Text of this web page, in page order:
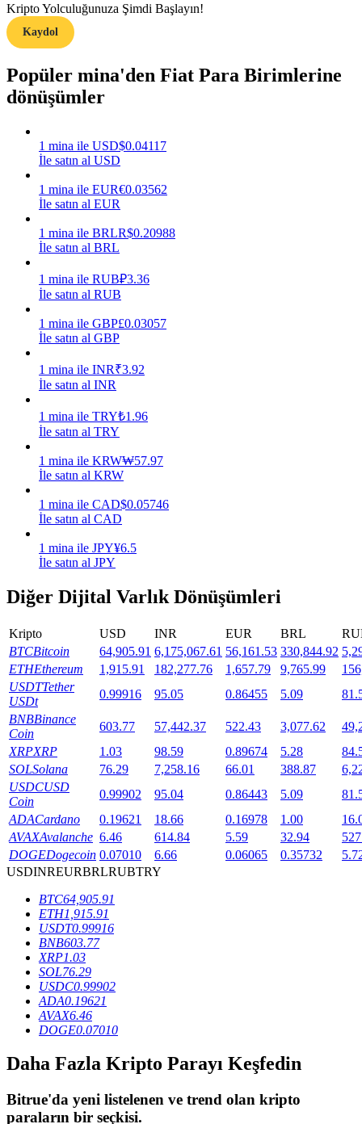
Kazan
Power Piggy
Staking
Yüksek getiri ve anında erişim
Popüler token'lar kazanmak için esnek staking
BTR Kilitleme
BTR sahiplerine özel yatırımlar
Krediler
Kripto destekli borçlanma hizmeti
Kripto Yolculuğunuza Şimdi Başlayın!
Kaydol
Popüler mina'den Fiat Para Birimlerine
dönüşümler
1 mina ile USD$0.04117
İle satın al USD
1 mina ile EUR€0.03562
İle satın al EUR
1 mina ile BRLR$0.20988
İle satın al BRL
1 mina ile RUB₽3.36
İle satın al RUB
1 mina ile GBP£0.03057
İle satın al GBP
1 mina ile INR₹3.92
İle satın al INR
1 mina ile TRY₺1.96
İle satın al TRY
1 mina ile KRW₩57.97
İle satın al KRW
1 mina ile CAD$0.05746
İle satın al CAD
1 mina ile JPY¥6.5
İle satın al JPY
Diğer Dijital Varlık Dönüşümleri
Kripto USD INR EUR BRL
BTCBitcoin 64,905.91 6,175,067.61 56,161.53 330,844.92
ETHEthereum 1,915.91 182,277.76 1,657.79 9,765.99
USDTTether
USDt
0.99916 95.05 0.86455 5.09
BNBBinance
Coin
603.77 57,442.37 522.43 3,077.62
XRPXRP 1.03 98.59 0.89674 5.28
SOLSolana 76.29 7,258.16 66.01 388.87
USDCUSD
Coin
0.99902 95.04 0.86443 5.09
ADACardano 0.19621 18.66 0.16978 1.00
AVAXAvalanche 6.46 614.84 5.59 32.94
DOGEDogecoin 0.07010 6.66 0.06065 0.35732
USDINREURBRLRUBTRY
BTC64,905.91
ETH1,915.91
USDT0.99916
BNB603.77
XRP1.03
SOL76.29
USDC0.99902
ADA0.19621
AVAX6.46
DOGE0.07010
Daha Fazla Kripto Parayı Keşfedin
Bitrue'da yeni listelenen ve trend olan kripto
paraların bir seçkisi.